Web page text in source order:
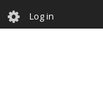
User
account
Log in